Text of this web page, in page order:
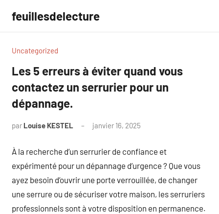
contenu
feuillesdelecture
Uncategorized
Les 5 erreurs à éviter quand vous
contactez un serrurier pour un
dépannage.
par Louise KESTEL janvier 16, 2025
À la recherche d’un serrurier de confiance et
expérimenté pour un dépannage d’urgence ? Que vous
ayez besoin d’ouvrir une porte verrouillée, de changer
une serrure ou de sécuriser votre maison, les serruriers
professionnels sont à votre disposition en permanence.